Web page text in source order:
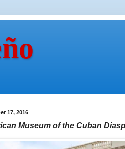
17, 2016
Museum of the Cuban